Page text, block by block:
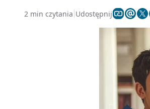
2 min czytania Udostępnij